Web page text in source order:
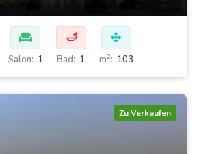
Salon: 1
🛁
Bad: 1 m2: 103
Zu Verkaufen